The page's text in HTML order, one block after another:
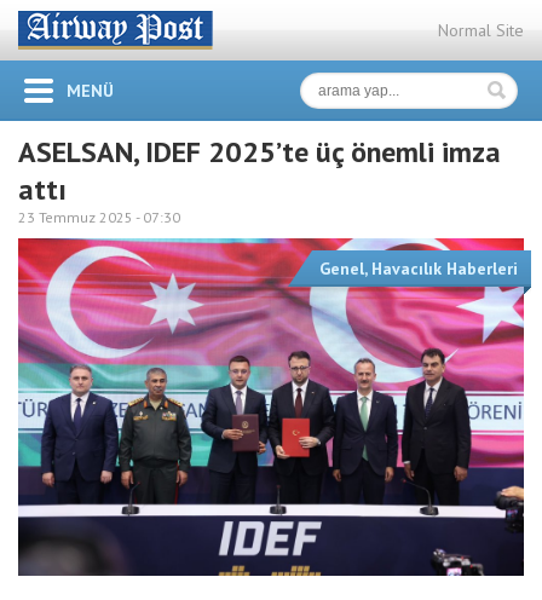
Normal Site
MENÜ
ASELSAN, IDEF 2025’te üç önemli imza
attı
23 Temmuz 2025 - 07:30
Genel, Havacılık Haberleri